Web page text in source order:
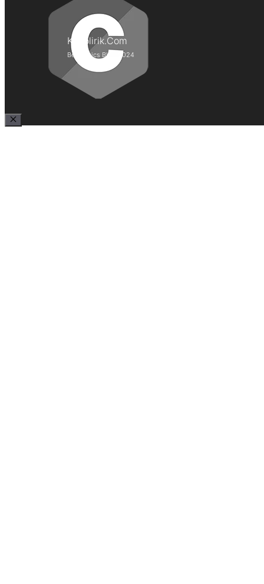
Kepolirik.Com
Best Lyrics Blog 2024
Close